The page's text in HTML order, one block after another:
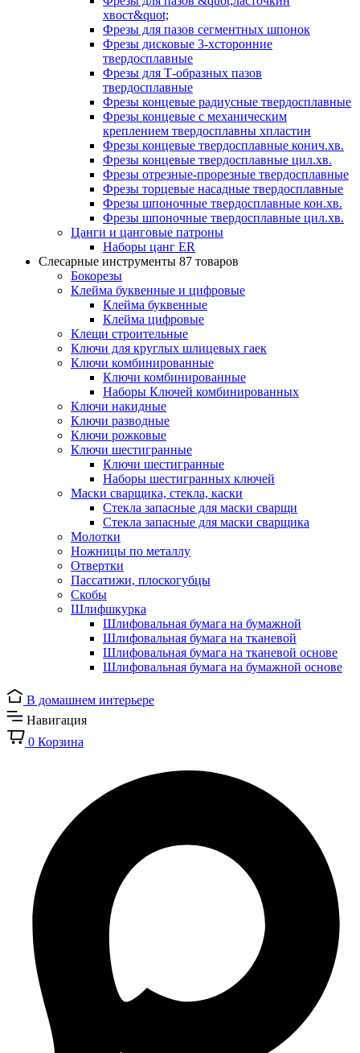
хвост&quot;
Фрезы для пазов сегментных шпонок
Фрезы дисковые 3-хсторонние
твердосплавные
Фрезы для Т-образных пазов
твердосплавные
Фрезы концевые радиусные твердосплавные
Фрезы концевые с механическим
креплением твердосплавны хпластин
Фрезы концевые твердосплавные конич.хв.
Фрезы концевые твердосплавные цил.хв.
Фрезы отрезные-прорезные твердосплавные
Фрезы торцевые насадные твердосплавные
Фрезы шпоночные твердосплавные кон.хв.
Фрезы шпоночные твердосплавные цил.хв.
Цанги и цанговые патроны
Наборы цанг ER
Слесарные инструменты 87 товаров
Бокорезы
Клейма буквенные и цифровые
Клейма буквенные
Клейма цифровые
Клещи строительные
Ключи для круглых шлицевых гаек
Ключи комбинированные
Ключи комбинированные
Наборы Ключей комбинированных
Ключи накидные
Ключи разводные
Ключи рожковые
Ключи шестигранные
Ключи шестигранные
Наборы шестигранных ключей
Маски сварщика, стекла, каски
Стекла запасные для маски сварщи
Стекла запасные для маски сварщика
Молотки
Ножницы по металлу
Отвертки
Пассатижи, плоскогубцы
Скобы
Шлифшкурка
Шлифовальная бумага на бумажной
Шлифовальная бумага на тканевой
Шлифовальная бумага на тканевой основе
Шлифовальная бумага на бумажной основе
В домашнем интерьере
Навигация
0 Корзина